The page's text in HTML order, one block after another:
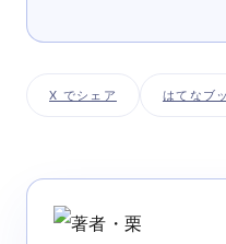
X でシェア はてなブ